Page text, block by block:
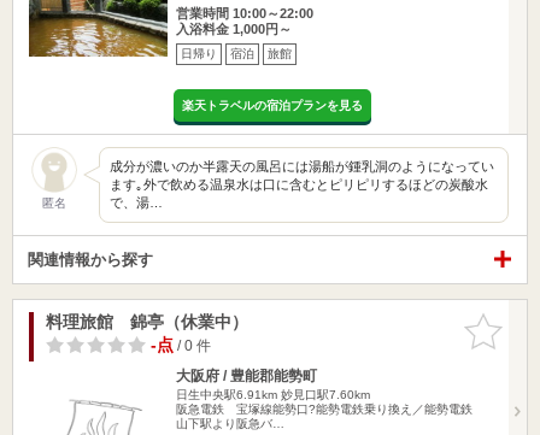
営業時間 10:00～22:00
入浴料金 1,000円～
日帰り 宿泊 旅館
楽天トラベルの宿泊プランを見る
匿名
成分が濃いのか半露天の風呂には湯船が鍾乳洞のようになってい
ます｡外で飲める温泉水は口に含むとピリピリするほどの炭酸水
で、湯…
関連情報から探す
お気に入
りに追加
料理旅館 錦亭（休業中）
-点/ 0 件
大阪府 / 豊能郡能勢町
日生中央駅6.91km 妙見口駅7.60km
阪急電鉄 宝塚線能勢口?能勢電鉄乗り換え／能勢電鉄
山下駅より阪急バ…